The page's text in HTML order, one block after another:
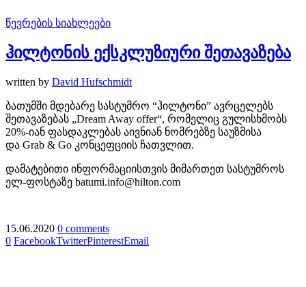
წევრების სიახლეები
ჰილტონის ექსკლუზიური შეთავაზება
written by David Hufschmidt
ბათუმში მდებარე სასტუმრო “ჰილტონი” ავრცელებს
შეთავაზებას „Dream Away offer“, რომელიც გულისხმობს
20%-იან ფასდაკლებას აივნიან ნომრებზე საუზმისა
და Grab & Go კონცეფციის ჩათვლით.
დამატებითი ინფორმაციისთვის მიმართეთ სასტუმროს
ელ-ფოსტაზე batumi.info@hilton.com
15.06.2020 0 comments
0 FacebookTwitterPinterestEmail